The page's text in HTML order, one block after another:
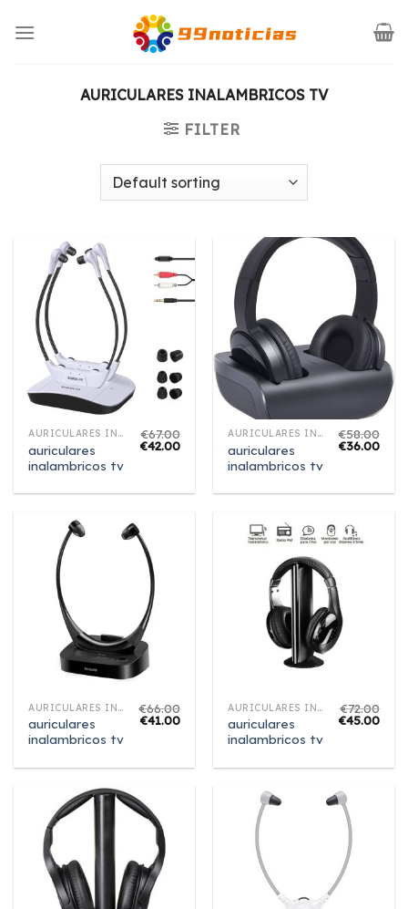
AURICULARES INALAMBRICOS TV
FILTER
AURICULARES INALAMBRICOS TV
auriculares
inalambricos tv
€67.00
€42.00
AURICULARES INALAMBRICOS TV
auriculares
inalambricos tv
€58.00
€36.00
AURICULARES INALAMBRICOS TV
auriculares
inalambricos tv
€66.00
€41.00
AURICULARES INALAMBRICOS TV
auriculares
inalambricos tv
€72.00
€45.00